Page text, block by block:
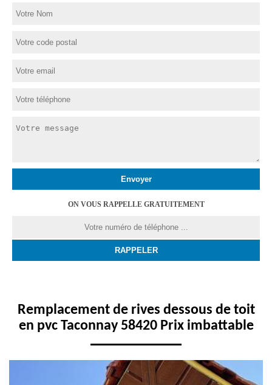
ON VOUS RAPPELLE GRATUITEMENT
Remplacement de rives dessous de toit
en pvc Taconnay 58420 Prix imbattable